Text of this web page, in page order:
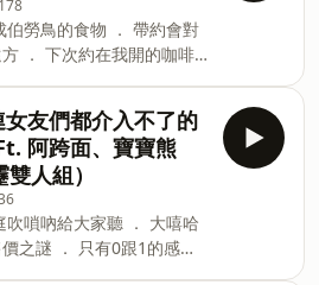
饒舌歌手」就別上去了 ．
方式聽：蔡子琪 Jenni
-- Hosting
的食物 ． 帶約會對
咖啡
第二次嗎？ ． 去深山
深度安靜 ． 一個小
比賽，但贏
見了～ 【寰宇龍虎
邱威傑 X逞誠
7/1全網獨播
約會餐廳推薦：
女友們都介入不了的
阿跨面、寶寶熊
雙人組）
吶給大家聽 ． 大嘻哈
0跟1的感情